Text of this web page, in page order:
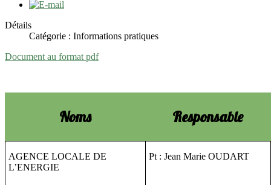
Détails
Catégorie : Informations pratiques
Document au format pdf
Noms Responsable
AGENCE LOCALE DE
L’ENERGIE
Pt : Jean Marie OUDART